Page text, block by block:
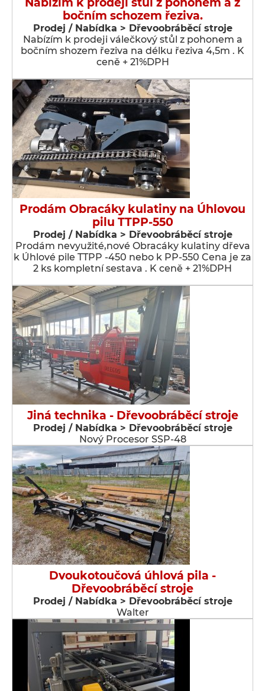
bočním schozem řeziva.
Prodej / Nabídka > Dřevoobráběcí stroje
Nabízím k prodeji válečkový stůl z pohonem a
bočním shozem řeziva na délku řeziva 4,5m . K
ceně + 21%DPH
Prodám Obracáky kulatiny na Úhlovou
pilu TTPP-550
Prodej / Nabídka > Dřevoobráběcí stroje
Prodám nevyužité,nové Obracáky kulatiny dřeva
k Úhlové pile TTPP -450 nebo k PP-550 Cena je za
2 ks kompletní sestava . K ceně + 21%DPH
Jiná technika - Dřevoobráběcí stroje
Prodej / Nabídka > Dřevoobráběcí stroje
Nový Procesor SSP-48
Dvoukotoučová úhlová pila -
Dřevoobráběcí stroje
Prodej / Nabídka > Dřevoobráběcí stroje
Walter